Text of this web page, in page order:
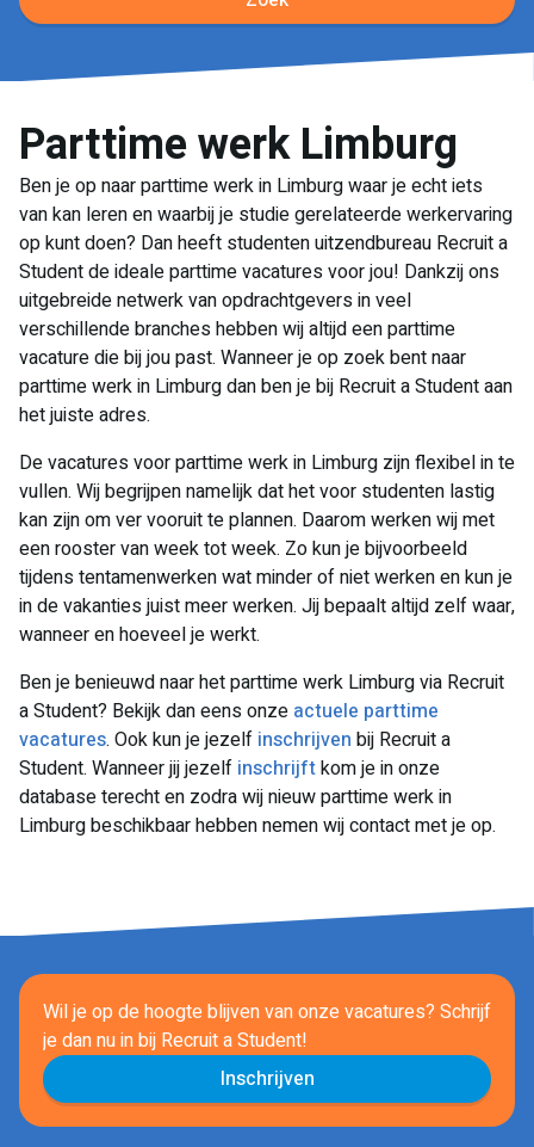
Parttime werk Limburg
Ben je op naar parttime werk in Limburg waar je echt iets
van kan leren en waarbij je studie gerelateerde werkervaring
op kunt doen? Dan heeft studenten uitzendbureau Recruit a
Student de ideale parttime vacatures voor jou! Dankzij ons
uitgebreide netwerk van opdrachtgevers in veel
verschillende branches hebben wij altijd een parttime
vacature die bij jou past. Wanneer je op zoek bent naar
parttime werk in Limburg dan ben je bij Recruit a Student aan
het juiste adres.
De vacatures voor parttime werk in Limburg zijn flexibel in te
vullen. Wij begrijpen namelijk dat het voor studenten lastig
kan zijn om ver vooruit te plannen. Daarom werken wij met
een rooster van week tot week. Zo kun je bijvoorbeeld
tijdens tentamenwerken wat minder of niet werken en kun je
in de vakanties juist meer werken. Jij bepaalt altijd zelf waar,
wanneer en hoeveel je werkt.
Ben je benieuwd naar het parttime werk Limburg via Recruit
a Student? Bekijk dan eens onze actuele parttime
vacatures. Ook kun je jezelf inschrijven bij Recruit a
Student. Wanneer jij jezelf inschrijftkom je in onze
database terecht en zodra wij nieuw parttime werk in
Limburg beschikbaar hebben nemen wij contact met je op.
Wil je op de hoogte blijven van onze vacatures? Schrijf
je dan nu inbij Recruit a Student!
Inschrijven